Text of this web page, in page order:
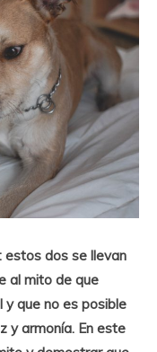
estos dos se llevan
al mito de que
que no es posible
y armonía. En este